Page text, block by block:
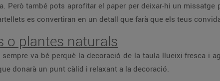
Però també pots aprofitar el paper per deixar-hi un missatge
es convertiran en un detall que farà que els teus
o plantes naturals
va bé perquè la decoració de la taula llueixi fresca i
donarà un punt càlid i relaxant a la decoració.